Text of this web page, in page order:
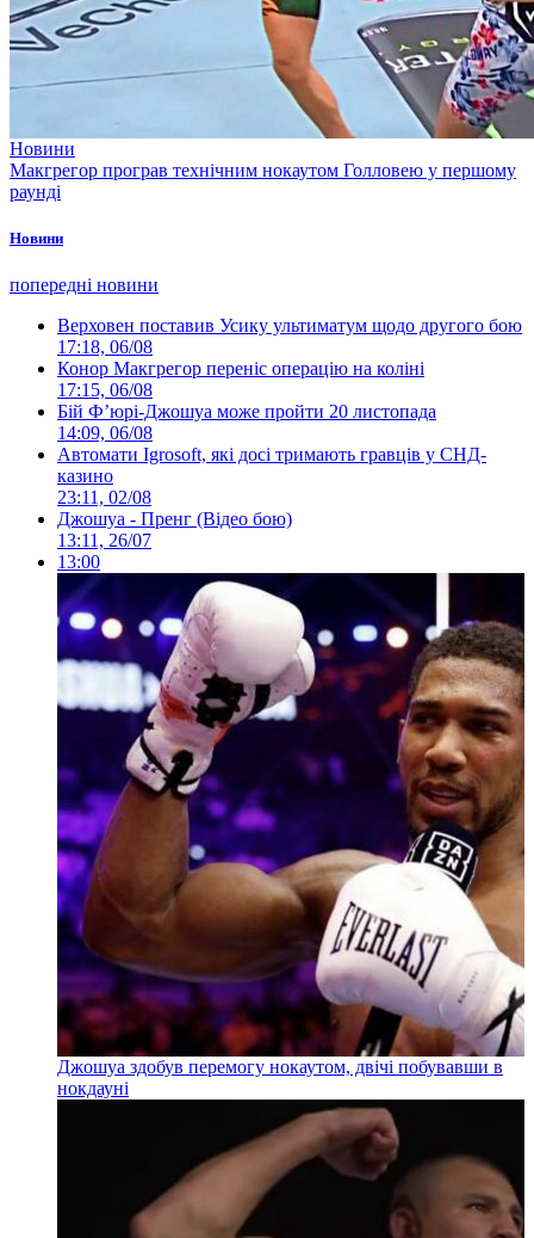
Новини
Макгрегор програв технічним нокаутом Голловею у першому
раунді
Новини
попередні новини
Верховен поставив Усику ультиматум щодо другого бою
17:18, 06/08
Конор Макгрегор переніс операцію на коліні
17:15, 06/08
Бій Ф’юрі-Джошуа може пройти 20 листопада
14:09, 06/08
Автомати Igrosoft, які досі тримають гравців у СНД-
казино
23:11, 02/08
Джошуа - Пренг (Відео бою)
13:11, 26/07
13:00
Джошуа здобув перемогу нокаутом, двічі побувавши в
нокдауні